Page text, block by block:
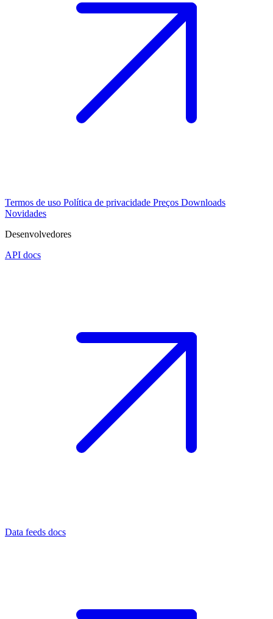
Termos de uso Política de privacidade Preços Downloads
Novidades
Desenvolvedores
API docs
Data feeds docs